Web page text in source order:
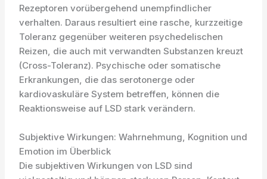
Rezeptoren vorübergehend unempfindlicher
verhalten. Daraus resultiert eine rasche, kurzzeitige
Toleranz gegenüber weiteren psychedelischen
Reizen, die auch mit verwandten Substanzen kreuzt
(Cross-Toleranz). Psychische oder somatische
Erkrankungen, die das serotonerge oder
kardiovaskuläre System betreffen, können die
Reaktionsweise auf LSD stark verändern.
Subjektive Wirkungen: Wahrnehmung, Kognition und
Emotion im Überblick
Die subjektiven Wirkungen von LSD sind